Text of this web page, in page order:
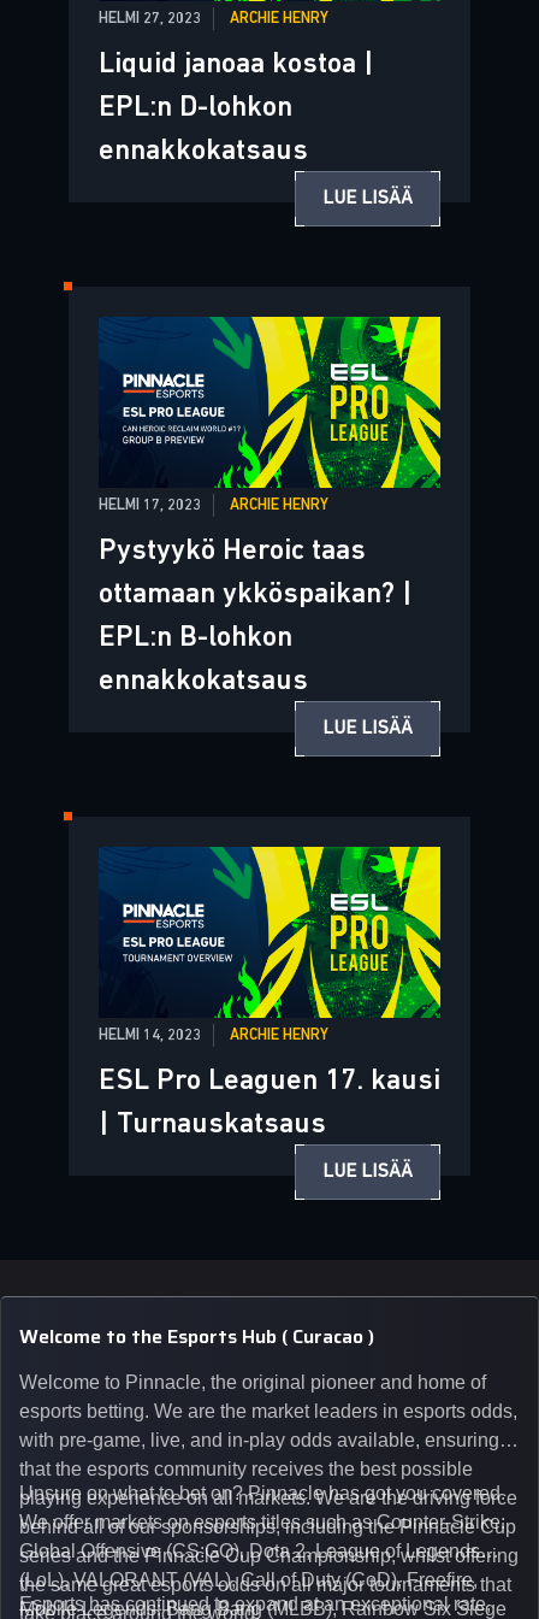
HELMI 27, 2023 ARCHIE HENRY
Liquid janoaa kostoa |
EPL:n D-lohkon
ennakkokatsaus
LUE LISÄÄ
HELMI 17, 2023 ARCHIE HENRY
Pystyykö Heroic taas
ottamaan ykköspaikan? |
EPL:n B-lohkon
ennakkokatsaus
LUE LISÄÄ
HELMI 14, 2023 ARCHIE HENRY
ESL Pro Leaguen 17. kausi
| Turnauskatsaus
LUE LISÄÄ
Welcome to the Esports Hub ( Curacao )
Welcome to Pinnacle, the original pioneer and home of
esports betting. We are the market leaders in esports odds,
with pre-game, live, and in-play odds available, ensuring
that the esports community receives the best possible
playing experience on all markets. We are the driving force
behind all of our sponsorships, including the Pinnacle Cup
series and the Pinnacle Cup Championship, whilst offering
the same great esports odds on all major tournaments that
take place around the world.
Unsure on what to bet on? Pinnacle has got you covered.
We offer markets on esports titles such as Counter-Strike:
Global Offensive (CS:GO), Dota 2, League of Legends
(LoL), VALORANT (VAL), Call of Duty (CoD), Freefire,
Mobile Legends: Bang Bang (MLBB), Rainbow Six Siege
Esports has continued to expand at an exceptional rate,